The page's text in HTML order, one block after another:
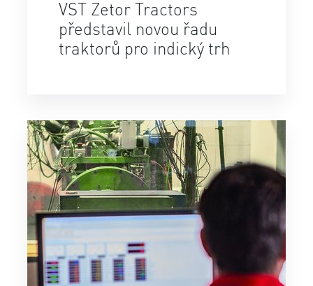
VST Zetor Tractors
představil novou řadu
traktorů pro indický trh